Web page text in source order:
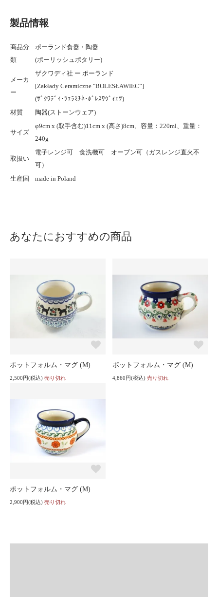
製品情報
商品分
類
ポーランド食器・陶器
(ポーリッシュポタリー)
メーカ
ー
ザクワディ社 ー ポーランド
[Zakłady Ceramiczne "BOLESŁAWIEC”]
(ｻﾞｸﾜﾃﾞｨ･ﾂｪﾗﾐﾁﾈ･ﾎﾞﾚｽﾜｳﾞｨｴﾂ)
材質
陶器(ストーンウェア)
サイズ
φ9cm x (取手含む)11cm x (高さ)8cm、容量：220ml、重量：
240g
取扱い
電子レンジ可 食洗機可 オーブン可（ガスレンジ直火不
可）
生産国
made in Poland
あなたにおすすめの商品
ポットフォルム・マグ (M)
2,500円(税込) 売り切れ
ポットフォルム・マグ (M)
4,860円(税込) 売り切れ
ポットフォルム・マグ (M)
2,900円(税込) 売り切れ